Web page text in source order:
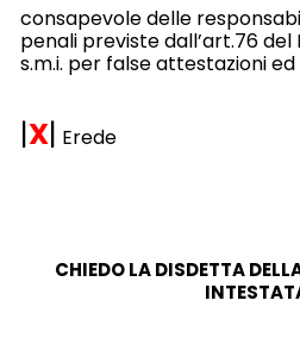
consapevole delle
penali previste dall’art.76 del
s.m.i. per false attestazioni ed
|X| Erede
CHIEDO LA DISDETTA